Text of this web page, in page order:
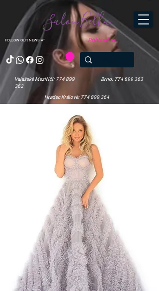
FOLLOW OUR NEWS AT
Salon Bella
Valašské Meziříčí: 774 899
362
Brno: 774 899 363
Hradec Králové: 774 899 364
Přihlásit se